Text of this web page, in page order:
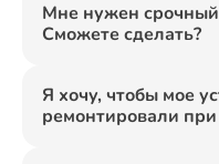
Мне нужен
Сможете сделать?
Я хочу, чтобы мое
ремонтировали